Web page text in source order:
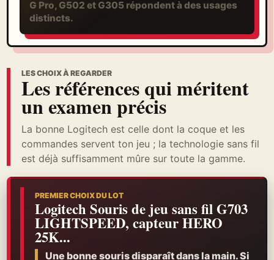
G Pro, G502 et G305 répondent à des usages
distincts.
LES CHOIX À REGARDER
Les références qui méritent
un examen précis
La bonne Logitech est celle dont la coque et les
commandes servent ton jeu ; la technologie sans fil
est déjà suffisamment mûre sur toute la gamme.
PREMIER CHOIX DU LOT
Logitech Souris de jeu sans fil G703
LIGHTSPEED, capteur HERO
25K...
Une bonne souris disparaît dans la main. Si